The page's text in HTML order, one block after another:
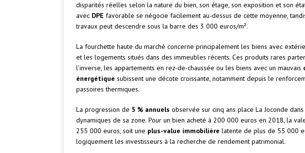
disparités réelles selon la nature du bien, son étage, son exposition et son
avec DPE favorable se négocie facilement au-dessus de cette moyenne,
travaux peut descendre sous la barre des 3 000 euros/m².
La fourchette haute du marché concerne principalement les biens avec
et les logements situés dans des immeubles récents. Ces produits rares
l’inverse, les appartements en rez-de-chaussée ou les biens avec un mauvais
énergétique subissent une décote croissante, notamment depuis le
passoires thermiques.
La progression de 5 % annuels observée sur cinq ans place La Joconde
dynamiques de sa zone. Pour un bien acheté à 200 000 euros en 2018, la
255 000 euros, soit une plus-value immobilière latente de plus de 55 000
logiquement les investisseurs à la recherche de rendement patrimonial.